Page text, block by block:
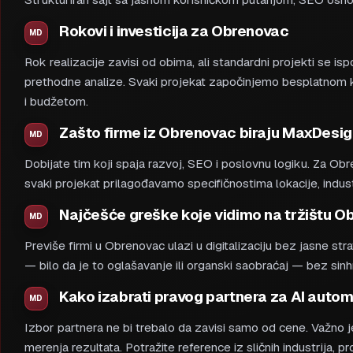
Rokovi i investicija za Obrenovac
Rok realizacije zavisi od obima, ali standardni projekti se
prethodne analize. Svaki projekat započinjemo
i budžetom.
Zašto firme iz Obrenovac biraju
Dobijate tim koji spaja razvoj, SEO i poslovnu logiku. Za
svaki projekat prilagođavamo specifičnostima lokacije,
Najčešće greške koje vidimo na tržištu
Previše firmi u Obrenovac ulazi u digitalizaciju bez jasne
— bilo da je to oglašavanje ili organski saobraćaj — bez
Kako izabrati pravog partnera za AI
Izbor partnera ne bi trebalo da zavisi samo od cene.
merenja rezultata. Potražite reference iz sličnih industrija,